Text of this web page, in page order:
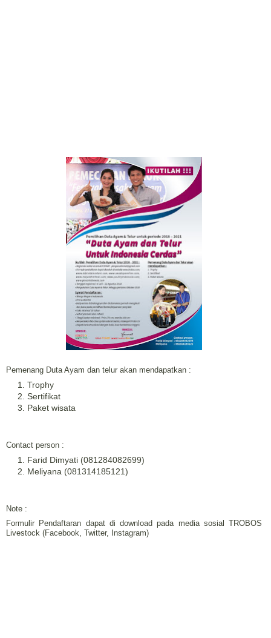
Pemenang Duta Ayam dan telur akan mendapatkan :
Trophy
Sertifikat
Paket wisata
Contact person :
Farid Dimyati (081284082699)
Meliyana (081314185121)
Note :
Formulir Pendaftaran dapat di download pada media sosial TROBOS
Livestock (Facebook, Twitter, Instagram)